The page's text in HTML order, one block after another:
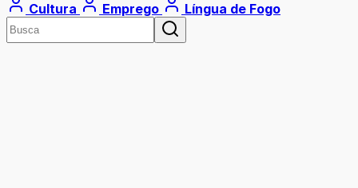
Cultura
Emprego Língua de Fogo